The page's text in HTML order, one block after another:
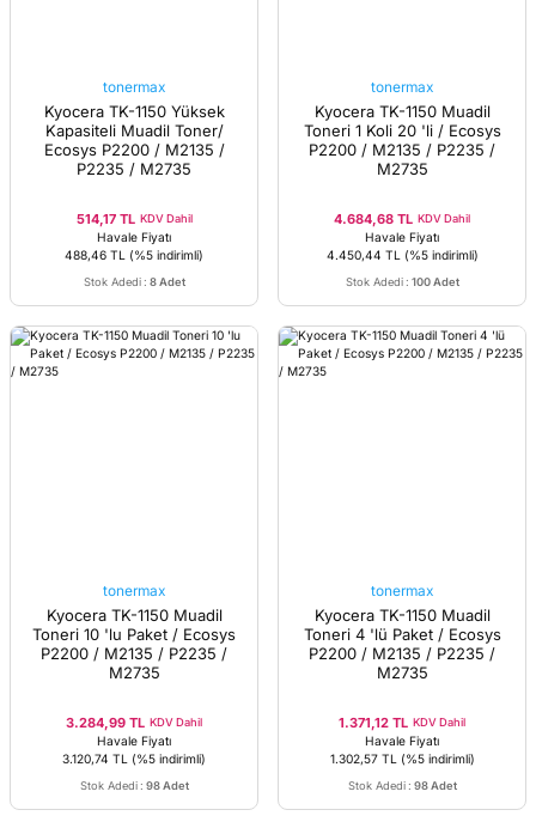
tonermax
Kyocera TK-1150 Yüksek
Kapasiteli Muadil Toner/
Ecosys P2200 / M2135 /
P2235 / M2735
514,17 TL KDV Dahil
Havale Fiyatı
488,46 TL (%5 indirimli)
Stok Adedi : 8 Adet
tonermax
Kyocera TK-1150 Muadil
Toneri 1 Koli 20 'li / Ecosys
P2200 / M2135 / P2235 /
M2735
4.684,68 TL KDV Dahil
Havale Fiyatı
4.450,44 TL
(%5 indirimli)
Stok Adedi : 100 Adet
tonermax
Kyocera TK-1150 Muadil
Toneri 10 'lu Paket / Ecosys
P2200 / M2135 / P2235 /
M2735
3.284,99 TL KDV Dahil
Havale Fiyatı
3.120,74 TL (%5 indirimli)
Stok Adedi : 98 Adet
tonermax
Kyocera TK-1150 Muadil
Toneri 4 'lü Paket / Ecosys
P2200 / M2135 / P2235 /
M2735
1.371,12 TL KDV Dahil
Havale Fiyatı
1.302,57 TL
(%5 indirimli)
Stok Adedi : 98 Adet